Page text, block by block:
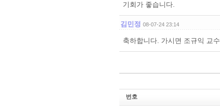
기회가 좋습니다.
김민정 08-07-24 23:14
축하합니다. 가시면 조규익 교
번호